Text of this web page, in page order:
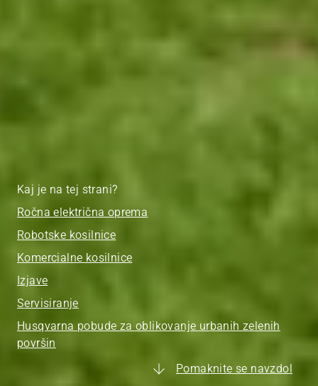
Kaj je na tej strani?
Ročna električna oprema
Robotske kosilnice
Komercialne kosilnice
Izjave
Servisiranje
Husqvarna pobude za oblikovanje urbanih zelenih
površin
Pomaknite se navzdol